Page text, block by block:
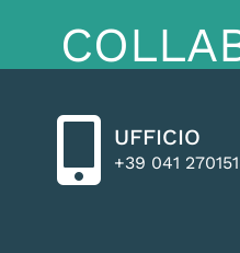
UFFICIO
+39 041